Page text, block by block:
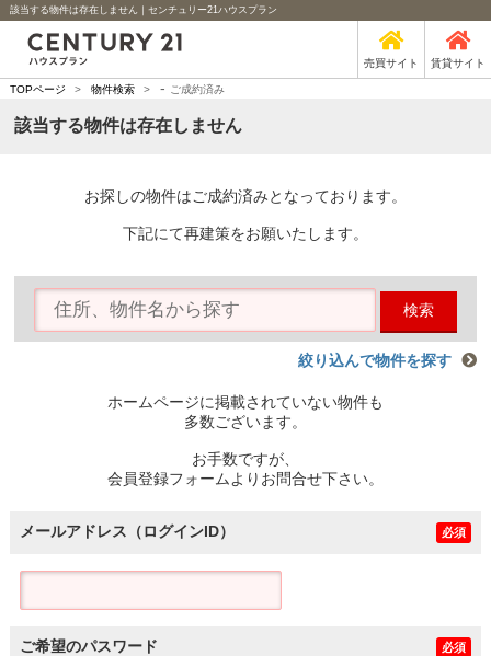
該当する物件は存在しません｜センチュリー21ハウスプラン
売買サイト 賃貸サイト
TOPページ > 物件検索 > - ご成約済み
該当する物件は存在しません
お探しの物件はご成約済みとなっております。
下記にて再建策をお願いたします。
検索
絞り込んで物件を探す
ホームページに掲載されていない物件も
多数ございます。
お手数ですが、
会員登録フォームよりお問合せ下さい。
メールアドレス（ログインID） 必須
ご希望のパスワード 必須